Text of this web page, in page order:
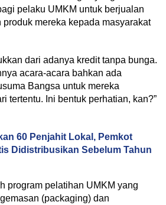
pelaku UMKM untuk berjualan
mereka kepada masyarakat
dari adanya kredit tanpa bunga.
acara-acara bahkan ada
Bangsa untuk mereka
tertentu. Ini bentuk perhatian, kan?”
60 Penjahit Lokal, Pemkot
Didistribusikan Sebelum Tahun
program pelatihan UMKM yang
(packaging) dan